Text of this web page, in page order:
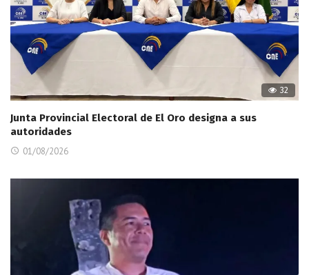
32
Junta Provincial Electoral de El Oro designa a sus
autoridades
01/08/2026